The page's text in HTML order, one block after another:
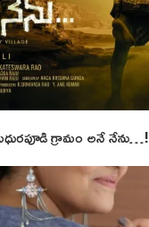
గ్రామం అనే నేను…!